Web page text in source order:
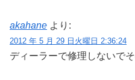
akahane より:
2012 年 5 月 29 日火曜日 2:36:24
ディーラーで修理しないで